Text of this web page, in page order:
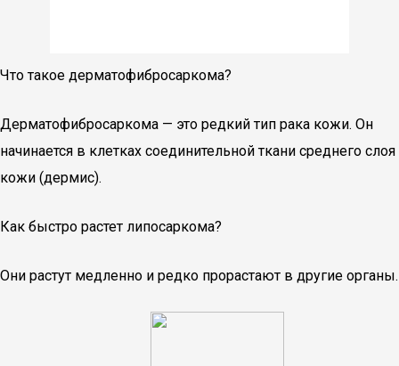
Что такое дерматофибросаркома?
Дерматофибросаркома — это редкий тип рака кожи. Он
начинается в клетках соединительной ткани среднего слоя
кожи (дермис).
Как быстро растет липосаркома?
Они растут медленно и редко прорастают в другие органы.